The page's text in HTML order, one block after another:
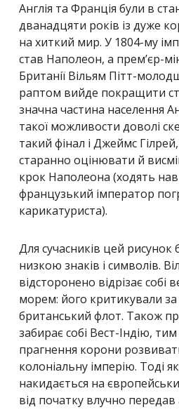
Англія та Франція були в
дванадцяти років із дуже
на хиткий мир. У 1804-му
став Наполеон, а прем’єр-
Британії Вільям Пітт-
раптом вийде покращити
значна частина населення
такої можливости доволі
такий фінал і Джеймс
старанно оцінювати й
крок Наполеона (ходять
французький імператор
карикатуриста).
Для сучасників цей рисунок
низкою знаків і символів.
відсторонено відрізає собі
морем: його критикували
британський флот. Також
забирає собі Вест-Індію,
прагнення корони
колоніальну імперію. Тоді
накидається на
від початку влучно передав